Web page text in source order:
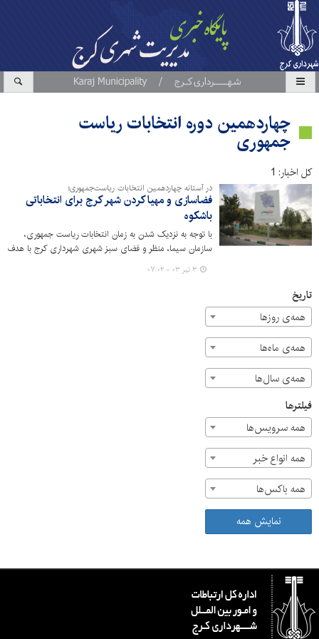
چهاردهمین دوره انتخابات ریاست
جمهوری
کل اخبار: 1
در آستانه چهاردهمین انتخابات ریاست‌جمهوری؛
فضاسازی و مهیا کردن شهر کرج برای انتخاباتی
باشکوه
با توجه به نزدیک شدن به زمان انتخابات ریاست جمهوری،
سازمان سیما، منظر و فضای سبز شهری شهرداری کرج با هدف
افزایش مشارکت عمومی اقدام به اکران طرح‌های فرهنگی در
سطح شهرکرج کرده است.
۳ تیر ۰۳ - ۰۷:۰۲
تاریخ
همه‌ی روزها
همه‌ی ماه‌ها
همه‌ی سال‌ها
فیلترها
همه سرویس‌ها
همه انواع خبر
همه باکس‌ها
نمایش همه